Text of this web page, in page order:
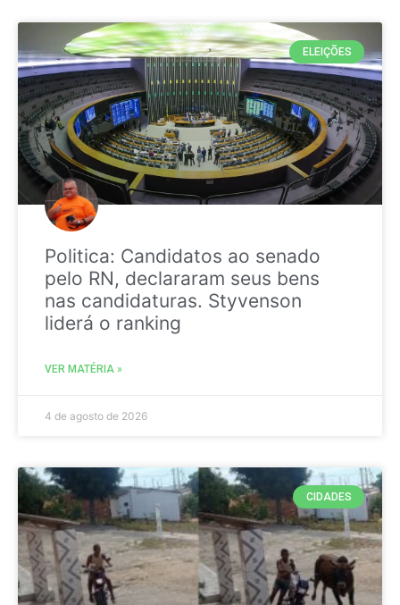
ELEIÇÕES
Politica: Candidatos ao senado
pelo RN, declararam seus bens
nas candidaturas. Styvenson
liderá o ranking
VER MATÉRIA »
4 de agosto de 2026
CIDADES